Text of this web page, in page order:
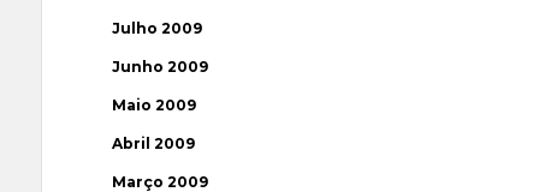
Julho 2009
Junho 2009
Maio 2009
Abril 2009
Março 2009